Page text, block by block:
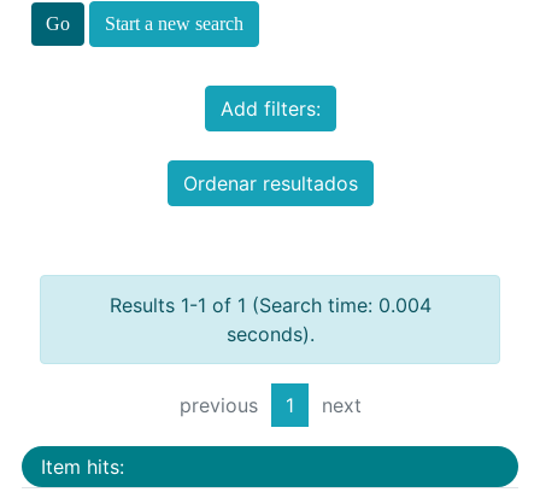
Start a new search
Add filters:
Ordenar resultados
Results 1-1 of 1 (Search time: 0.004
seconds).
previous 1 next
Item hits: